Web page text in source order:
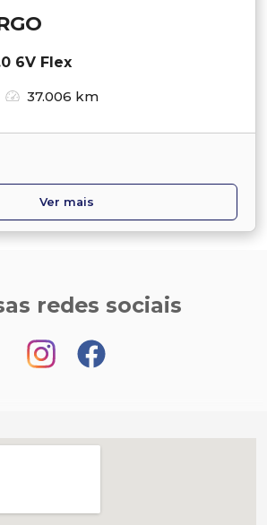
6V Flex
37.006 km
Ver mais
redes sociais